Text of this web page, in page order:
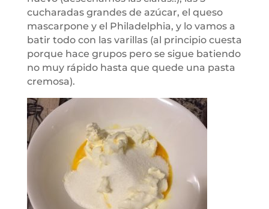
cucharadas grandes de azúcar, el queso
mascarpone y el Philadelphia, y lo vamos a
batir todo con las varillas (al principio cuesta
porque hace grupos pero se sigue batiendo
no muy rápido hasta que quede una pasta
cremosa).